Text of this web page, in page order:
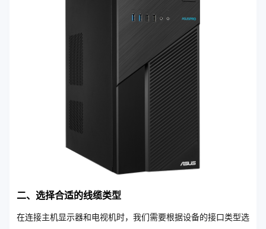
二、选择合适的线缆类型
在连接主机显示器和电视机时，我们需要根据设备的接口类型选